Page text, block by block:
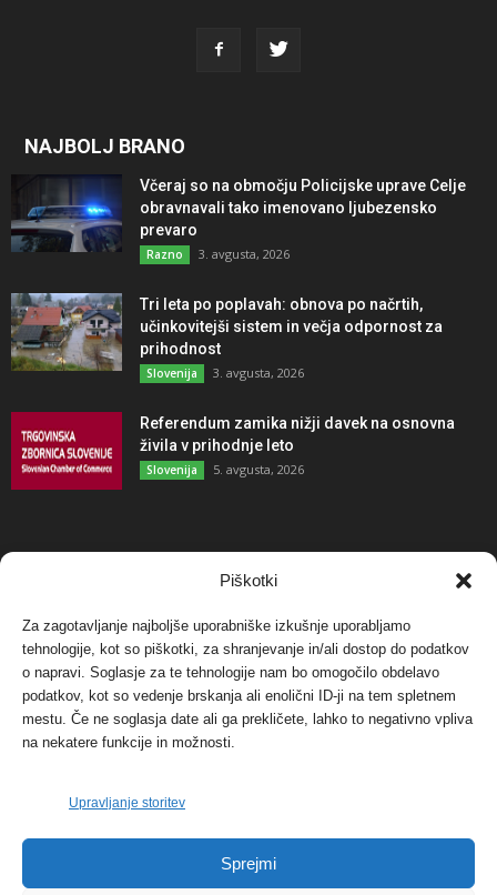
Piškotki
Za zagotavljanje najboljše uporabniške izkušnje uporabljamo
tehnologije, kot so piškotki, za shranjevanje in/ali dostop do podatkov
o napravi. Soglasje za te tehnologije nam bo omogočilo obdelavo
podatkov, kot so vedenje brskanja ali enolični ID-ji na tem spletnem
mestu. Če ne soglasja date ali ga prekličete, lahko to negativno vpliva
na nekatere funkcije in možnosti.
Upravljanje storitev
Sprejmi
NAJBOLJ BRANO
Včeraj so na območju Policijske uprave Celje
obravnavali tako imenovano ljubezensko
prevaro
Razno 3. avgusta, 2026
Tri leta po poplavah: obnova po načrtih,
učinkovitejši sistem in večja odpornost za
prihodnost
Slovenija 3. avgusta, 2026
Referendum zamika nižji davek na osnovna
živila v prihodnje leto
Slovenija 5. avgusta, 2026
NAJBOLJ KOMENTIRANO
Protest proti vetrnim elektrarnam na Ojstrici, v
svetu pa vedno bolj...
Dogodki 12. maja, 2017
Tožilstvo v Celovcu v korist elektrarnam
Verbund
FOTO: Razstava cvetličarskega mojstra Andreja
Dogodki 27. novembra, 2017